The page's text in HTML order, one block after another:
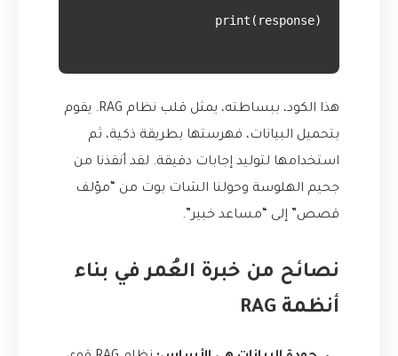
هذا الكود، ببساطته، يمثل قلب نظام RAG. يقوم
بتحميل البيانات، فهرستها بطريقة ذكية، ثم
استخدامها لتوليد إجابات دقيقة. لقد أنقذنا من
جحيم الهلوسة وحولنا الشات بوت من “مؤلف
قصص” إلى “مساعد خبير”.
نصائح من خبرة العُمر في بناء
أنظمة RAG